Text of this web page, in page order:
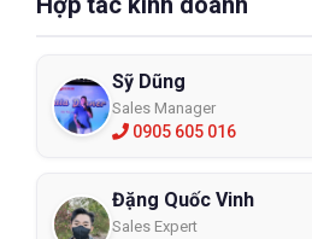
Sỹ Dũng
Sales Manager
0905 605 016
Đặng Quốc Vinh
Sales Expert